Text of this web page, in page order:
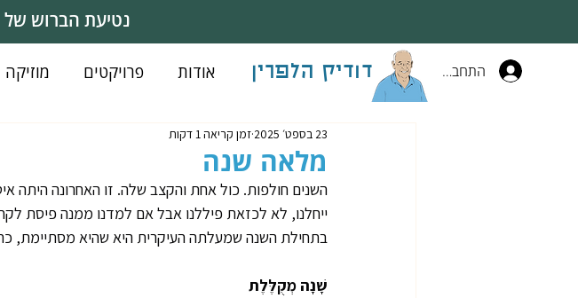
נטיעת הברוש של
אודות פרויקטים מוזיקה דודיק הלפרין התחברות
מלאה שנה
23 בספט׳ 2025 זמן קריאה 1 דקות
השנים חולפות. כול אחת והקצב שלה. זו האחרונה היתה
ייחלנו, לא לכזאת פיללנו אבל אם למדנו ממנה פיסת
בתחילת השנה שמעלתה העיקרית היא שהיא מסתיימת,
שָׁנָה מְקֻלֶּלֶת